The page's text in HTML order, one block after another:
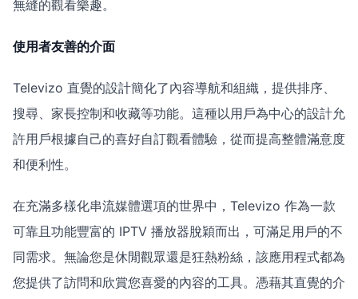
無縫的觀看樂趣。
使用者友善的介面
Televizo 直覺的設計簡化了內容導航和組織，提供排序、
搜尋、家長控制和收藏等功能。這種以用戶為中心的設計允
許用戶根據自己的喜好自訂觀看體驗，從而提高整體滿意度
和便利性。
在充滿多樣化串流媒體選項的世界中，Televizo 作為一款
可靠且功能豐富的 IPTV 播放器脫穎而出，可滿足用戶的不
同需求。無論您是休閒觀眾還是狂熱粉絲，該應用程式都為
您提供了訪問和欣賞您喜愛的內容的工具。憑藉其直覺的介